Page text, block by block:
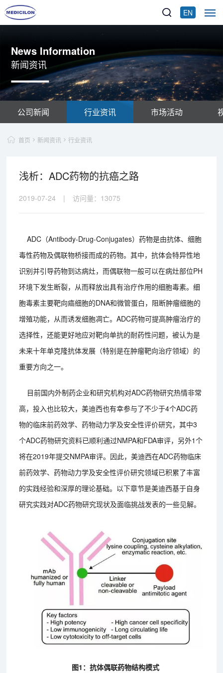
EN
News Information
新闻资讯
公司新闻 行业资讯 市场活动
首页 新闻资讯 行业资讯
浅析：ADC药物的抗癌之路
2019-07-24 | 访问量： 13075
ADC（Antibody-Drug-Conjugates）药物是由抗体、细胞
毒性药物及偶联物桥接而成的药物。其中，抗体会特异性地
识别并引导药物到达病灶，而偶联物一般可以在病灶部位PH
环境下发生断裂，从而释放出具有治疗作用的细胞毒素。细
胞毒素主要靶向癌细胞的DNA和微管蛋白，阻断肿瘤细胞的
增殖功能，从而诱发细胞凋亡。ADC药物可提高肿瘤治疗的
选择性，还能更好地应对靶向单抗的耐药性问题，被认为是
未来十年单克隆抗体发展（特别是在肿瘤靶向治疗领域）的
重要方向之一。
目前国内外制药企业和研究机构对ADC药物研究热情非常
高，投入也比较大，美迪西也有幸参与了不少于4个ADC药
物的临床前药效学、药物动力学及安全性评价研究，其中3
个ADC药物研究资料已顺利通过NMPA和FDA审评，另外1个
将在2019年提交NMPA审评。因此，美迪西在ADC药物临床
前药效学、药物动力学及安全性评价研究领域已积累了丰富
的实践经验和深厚的理论基础。以下章节是美迪西基于自身
研究实践对ADC药物研究现状及面临挑战发表的一些见解。
图1：抗体偶联药物结构模式